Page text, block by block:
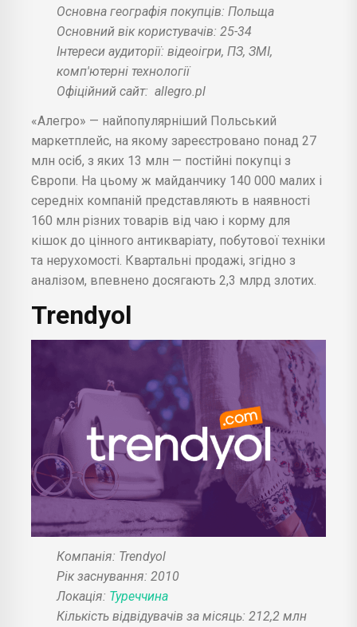
Основна географія покупців: Польща
Основний вік користувачів: 25-34
Інтереси аудиторії: відеоігри, ПЗ, ЗМІ,
комп'ютерні технології
Офіційний сайт: allegro.pl
«Алегро» — найпопулярніший Польський
маркетплейс, на якому зареєстровано понад 27
млн осіб, з яких 13 млн — постійні покупці з
Європи. На цьому ж майданчику 140 000 малих і
середніх компаній представляють в наявності
160 млн різних товарів від чаю і корму для
кішок до цінного антикваріату, побутової техніки
та нерухомості. Квартальні продажі, згідно з
аналізом, впевнено досягають 2,3 млрд злотих.
Trendyol
Компанія: Trendyol
Рік заснування: 2010
Локація: Туреччина
Кількість відвідувачів за місяць: 212,2 млн